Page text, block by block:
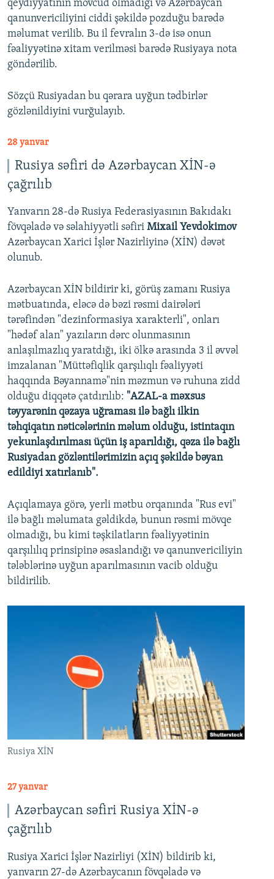
qeydiyyatının mövcud olmadığı və Azərbaycan
qanunvericiliyini ciddi şəkildə pozduğu barədə
məlumat verilib. Bu il fevralın 3-də isə onun
fəaliyyətinə xitam verilməsi barədə Rusiyaya nota
göndərilib.
Sözçü Rusiyadan bu qərara uyğun tədbirlər
gözlənildiyini vurğulayıb.
28 yanvar
Rusiya səfiri də Azərbaycan XİN-ə
çağrılıb
Yanvarın 28-də Rusiya Federasiyasının Bakıdakı
fövqəladə və səlahiyyətli səfiri Mixail Yevdokimov
Azərbaycan Xarici İşlər Nazirliyinə (XİN) dəvət
olunub.
Azərbaycan XİN bildirir ki, görüş zamanı Rusiya
mətbuatında, eləcə də bəzi rəsmi dairələri
tərəfindən "dezinformasiya xarakterli", onları
"hədəf alan" yazıların dərc olunmasının
anlaşılmazlıq yaratdığı, iki ölkə arasında 3 il əvvəl
imzalanan "Müttəfiqlik qarşılıqlı fəaliyyəti
haqqında Bəyannamə"nin məzmun və ruhuna zidd
olduğu diqqətə çatdırılıb: "AZAL-a məxsus
təyyarənin qəzaya uğraması ilə bağlı ilkin
təhqiqatın nəticələrinin məlum olduğu, istintaqın
yekunlaşdırılması üçün iş aparıldığı, qəza ilə bağlı
Rusiyadan gözləntilərimizin açıq şəkildə bəyan
edildiyi xatırlanıb".
Açıqlamaya görə, yerli mətbu orqanında "Rus evi"
ilə bağlı məlumata gəldikdə, bunun rəsmi mövqe
olmadığı, bu kimi təşkilatların fəaliyyətinin
qarşılılıq prinsipinə əsaslandığı və qanunvericiliyin
tələblərinə uyğun aparılmasının vacib olduğu
bildirilib.
Rusiya XİN
27 yanvar
Azərbaycan səfiri Rusiya XİN-ə
çağrılıb
Rusiya Xarici İşlər Nazirliyi (XİN) bildirib ki,
yanvarın 27-də Azərbaycanın fövqəladə və